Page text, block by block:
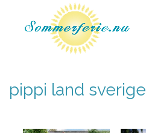
pippi land sverige